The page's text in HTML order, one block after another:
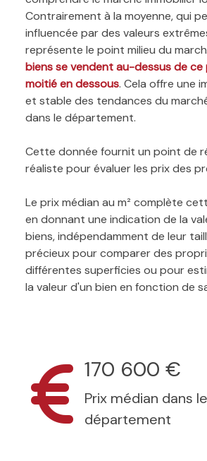
Contrairement à la moyenne, qui
influencée par des valeurs
représente le point milieu du
biens se vendent au-dessus de ce
moitié en dessous. Cela offre une
et stable des tendances du
dans le département.
Cette donnée fournit un point de
réaliste pour évaluer les prix des
Le prix médian au m² complète
en donnant une indication de la
biens, indépendamment de leur
précieux pour comparer des
différentes superficies ou pour
la valeur d'un bien en fonction de
170 600 €
Prix médian dans le
département